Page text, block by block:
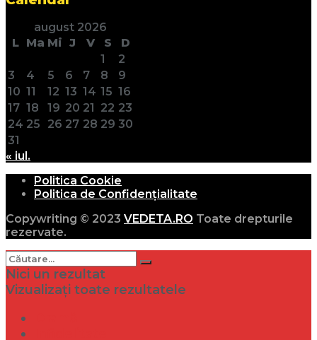
august 2026
L Ma Mi J V S
D
1
2
3
4 5 6 7 8
9
10 11 12 13 14 15 16
17 18 19 20 21 22 23
24 25 26 27 28 29 30
31
« iul.
Politica Cookie
Politica de Confidențialitate
Copywriting © 2023 VEDETA.RO Toate drepturile
rezervate.
Nici un rezultat
Vizualizați toate rezultatele